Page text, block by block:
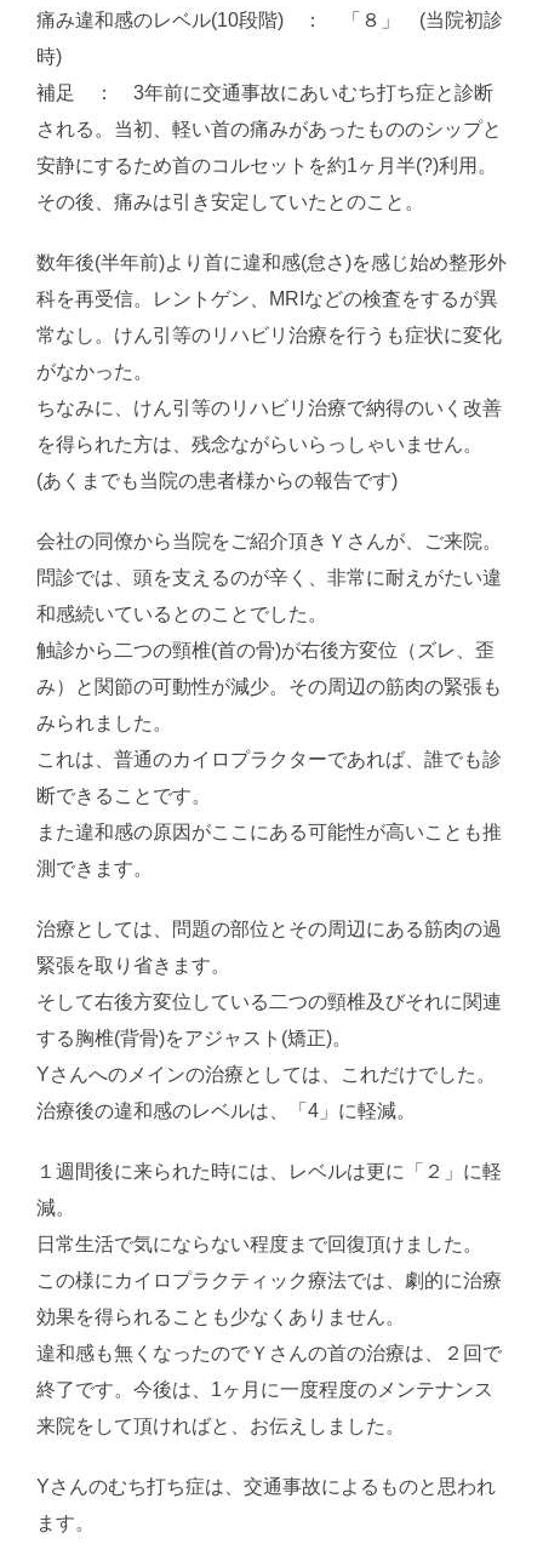
痛み違和感のレベル(10段階) ： 「８」 (当院初診
時)
補足 ： 3年前に交通事故にあいむち打ち症と診断
される。当初、軽い首の痛みがあったもののシップと
安静にするため首のコルセットを約1ヶ月半(?)利用。
その後、痛みは引き安定していたとのこと。
数年後(半年前)より首に違和感(怠さ)を感じ始め整形外
科を再受信。レントゲン、MRIなどの検査をするが異
常なし。けん引等のリハビリ治療を行うも症状に変化
がなかった。
ちなみに、けん引等のリハビリ治療で納得のいく改善
を得られた方は、残念ながらいらっしゃいません。
(あくまでも当院の患者様からの報告です)
会社の同僚から当院をご紹介頂きＹさんが、ご来院。
問診では、頭を支えるのが辛く、非常に耐えがたい違
和感続いているとのことでした。
触診から二つの頸椎(首の骨)が右後方変位（ズレ、歪
み）と関節の可動性が減少。その周辺の筋肉の緊張も
みられました。
これは、普通のカイロプラクターであれば、誰でも診
断できることです。
また違和感の原因がここにある可能性が高いことも推
測できます。
治療としては、問題の部位とその周辺にある筋肉の過
緊張を取り省きます。
そして右後方変位している二つの頸椎及びそれに関連
する胸椎(背骨)をアジャスト(矯正)。
Yさんへのメインの治療としては、これだけでした。
治療後の違和感のレベルは、「4」に軽減。
１週間後に来られた時には、レベルは更に「２」に軽
減。
日常生活で気にならない程度まで回復頂けました。
この様にカイロプラクティック療法では、劇的に治療
効果を得られることも少なくありません。
違和感も無くなったのでＹさんの首の治療は、２回で
終了です。今後は、1ヶ月に一度程度のメンテナンス
来院をして頂ければと、お伝えしました。
Yさんのむち打ち症は、交通事故によるものと思われ
ます。